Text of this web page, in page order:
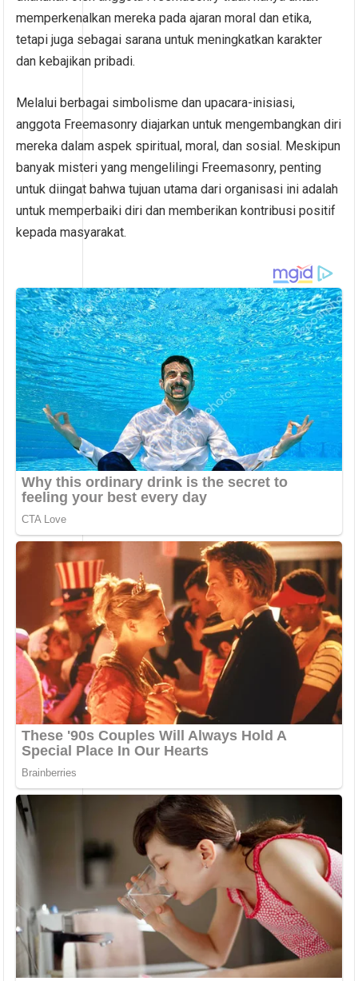
memperkenalkan mereka pada ajaran moral dan etika,
tetapi juga sebagai sarana untuk meningkatkan karakter
dan kebajikan pribadi.
Melalui berbagai simbolisme dan upacara-inisiasi,
anggota Freemasonry diajarkan untuk mengembangkan diri
mereka dalam aspek spiritual, moral, dan sosial. Meskipun
banyak misteri yang mengelilingi Freemasonry, penting
untuk diingat bahwa tujuan utama dari organisasi ini adalah
untuk memperbaiki diri dan memberikan kontribusi positif
kepada masyarakat.